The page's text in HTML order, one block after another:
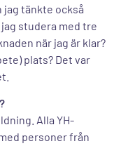
jag tänkte också
studera med tre
när jag är klar?
plats? Det var
Alla YH-
personer från